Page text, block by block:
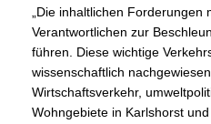
Die inhaltlichen Forderungen
Verantwortlichen zur
führen. Diese wichtige
wissenschaftlich
Wirtschaftsverkehr,
Wohngebiete in Karlshorst